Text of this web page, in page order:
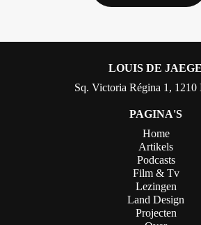
LOUIS DE
Sq. Victoria Régina 1, 1210
PAGINA'S
Home
Artikels
Podcasts
Film & Tv
Lezingen
Land Design
Projecten